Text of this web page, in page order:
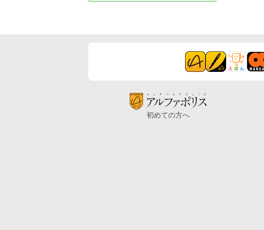
初めての方へ